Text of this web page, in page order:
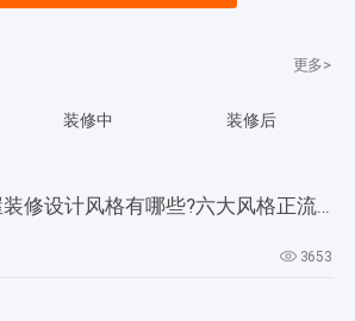
更多>
装修中 装修后
房屋装修设计风格有哪些?六大风格正流行!
3653